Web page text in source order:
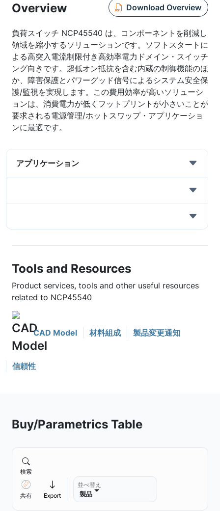
Overview Download Overview
負荷スイッチ NCP45540 は、コンポーネントを削減し
領域を縮小するソリューションです。ソフトスタートに
よる高突入電流制限付き高効率電力ドメイン・スイッチ
ング向きです。超低オン抵抗を含む内蔵の制御機能のほ
か、障害保護とパワーグッド信号によるシステム安全保
護/監視を実現します。この費用効率が高いソリューシ
ョンは、消費電力が低くフットプリントが小さいことが
要求される電源管理/ホットスワップ・アプリケーショ
ンに最適です。
アプリケーション
Tools and Resources
Product services, tools and other useful resources
related to NCP45540
CAD Model 材料組成 製品変更通知
信頼性
Buy/Parametrics Table
検索
共有 Export
並べ替え
製品